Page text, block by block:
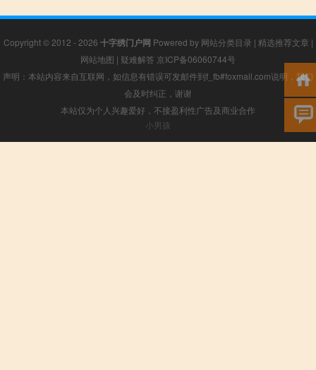
Copyright © 2012 - 2026 十字绣门户网 Powered by 网站分类目录 | 精选推荐文章 |
网站地图 | 疑难解答 京ICP备06060744号
声明：本站内容来自互联网，如信息有错误可发邮件到f_fb#foxmail.com说明，我们
会及时纠正，谢谢
本站仅为个人兴趣爱好，不接盈利性广告及商业合作
小男孩